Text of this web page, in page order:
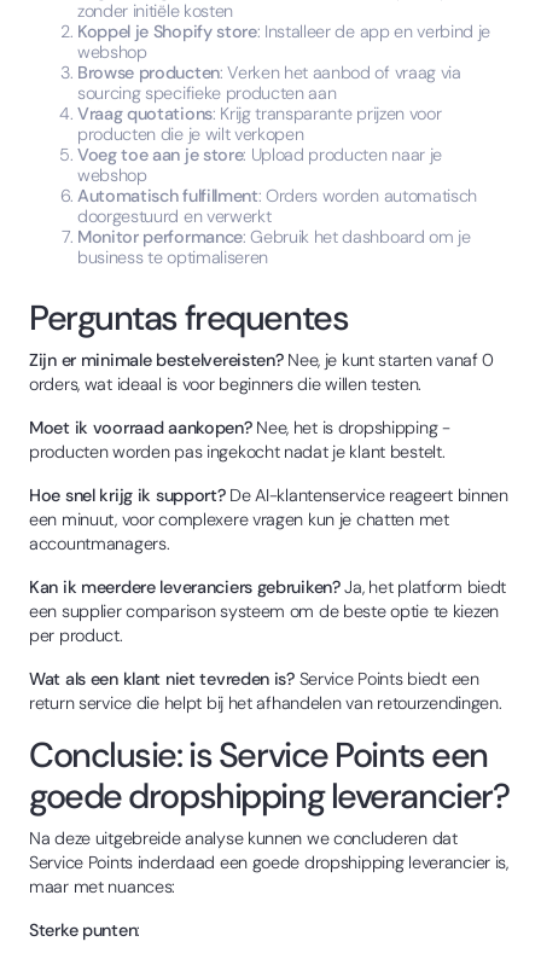
zonder initiële kosten
Koppel je Shopify store: Installeer de app en verbind je
webshop
Browse producten: Verken het aanbod of vraag via
sourcing specifieke producten aan
Vraag quotations: Krijg transparante prijzen voor
producten die je wilt verkopen
Voeg toe aan je store: Upload producten naar je
webshop
Automatisch fulfillment: Orders worden automatisch
doorgestuurd en verwerkt
Monitor performance: Gebruik het dashboard om je
business te optimaliseren
Perguntas frequentes
Zijn er minimale bestelvereisten?Nee, je kunt starten vanaf 0
orders, wat ideaal is voor beginners die willen testen.
Moet ik voorraad aankopen?Nee, het is dropshipping -
producten worden pas ingekocht nadat je klant bestelt.
Hoe snel krijg ik support?De AI-klantenservice reageert binnen
een minuut, voor complexere vragen kun je chatten met
accountmanagers.
Kan ik meerdere leveranciers gebruiken?Ja, het platform biedt
een supplier comparison systeem om de beste optie te kiezen
per product.
Wat als een klant niet tevreden is?Service Points biedt een
return service die helpt bij het afhandelen van retourzendingen.
Conclusie: is Service Points een
goede dropshipping leverancier?
Na deze uitgebreide analyse kunnen we concluderen dat
Service Points inderdaad een goede dropshipping leverancier is,
maar met nuances:
Sterke punten: